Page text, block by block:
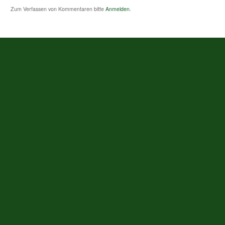
Zum Verfassen von Kommentaren bitte Anmelden.